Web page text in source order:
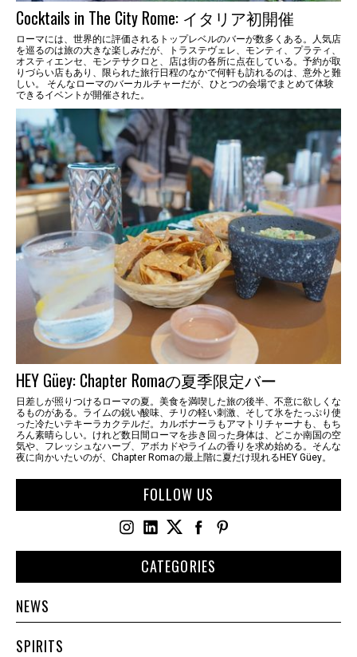
Cocktails in The City Rome: イタリア初開催
ローマには、世界的に評価されるトップレベルのバーが数多くある。人気店
を巡るのは旅の大きな楽しみだが、トラステヴェレ、モンティ、プラティ、
オスティエンセ、モンテサクロと、店は街の各所に点在している。予約が取
りづらい店もあり、限られた旅行日程のなかで何軒も訪れるのは、意外と難
しい。 そんなローマのバーカルチャーだが、ひとつの会場でまとめて体験
できるイベントが開催された。
HEY Güey: Chapter Romaの夏季限定バー
日差しが照りつけるローマの夏。美食を満喫した旅の後半、不意に欲しくな
るものがある。ライムの鋭い酸味、チリの軽い刺激、そして氷をたっぷり使
った冷たいテキーラカクテルだ。カルボナーラもアマトリチャーナも、もち
ろん素晴らしい。けれど数日間ローマを歩き回った身体は、どこか南国の空
気や、フレッシュなハーブ、アボカドやライムの香りを求め始める。そんな
夜に向かいたいのが、Chapter Romaの最上階に夏だけ現れるHEY Güey。
FOLLOW US
CATEGORIES
NEWS
SPIRITS